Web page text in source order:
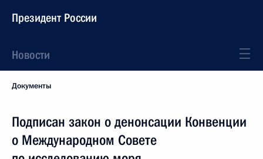
Президент России
Новости
Документы
Подписан закон о денонсации Конвенции
о Международном Совете